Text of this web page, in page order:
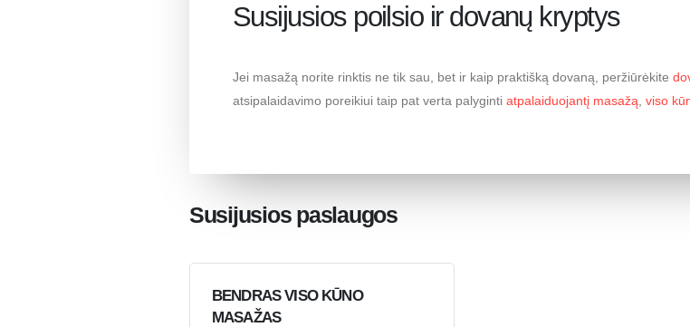
Susijusios poilsio ir dovanų kryptys
Jei masažą norite rinktis ne tik sau, bet ir kaip praktišką dovaną, peržiūrėkite
atsipalaidavimo poreikiui taip pat verta palyginti atpalaiduojantį masažą viso
Susijusios paslaugos
BENDRAS VISO KŪNO
MASAŽAS